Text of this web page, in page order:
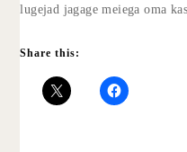
lugejad jagage meiega oma
Share this: